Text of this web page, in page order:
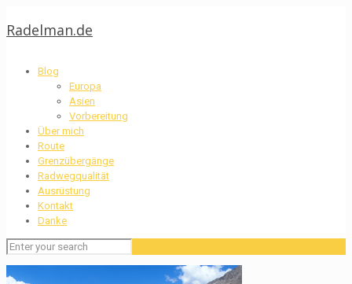
Radelman.de
Blog
Europa
Asien
Vorbereitung
Über mich
Route
Grenzübergänge
Radwegqualität
Ausrüstung
Kontakt
Danke